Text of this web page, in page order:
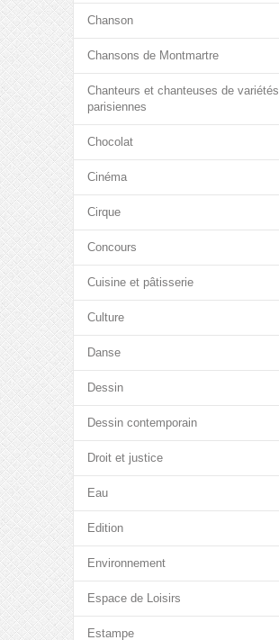
Chanson
Chansons de Montmartre
Chanteurs et chanteuses de variétés
parisiennes
Chocolat
Cinéma
Cirque
Concours
Cuisine et pâtisserie
Culture
Danse
Dessin
Dessin contemporain
Droit et justice
Eau
Edition
Environnement
Espace de Loisirs
Estampe